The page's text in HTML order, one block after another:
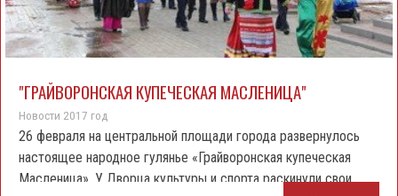
"ГРАЙВОРОНСКАЯ КУПЕЧЕСКАЯ МАСЛЕНИЦА"
Новости 2017 год
26 февраля на центральной площади города развернулось
настоящее народное гулянье «Грайворонская купеческая
Масленица». У Дворца культуры и спорта раскинули свои